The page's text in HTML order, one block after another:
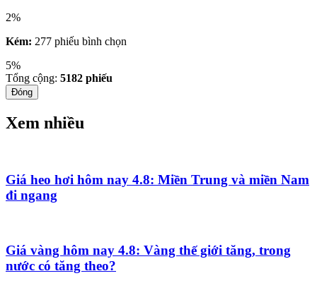
2%
Kém: 277 phiếu bình chọn
5%
Tổng cộng: 5182 phiếu
Đóng
Xem nhiều
Giá heo hơi hôm nay 4.8: Miền Trung và miền Nam
đi ngang
Giá vàng hôm nay 4.8: Vàng thế giới tăng, trong
nước có tăng theo?